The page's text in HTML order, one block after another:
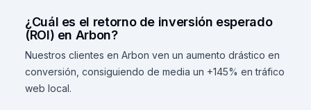
¿Cuál es el retorno de inversión esperado
(ROI) en Arbon?
Nuestros clientes en Arbon ven un aumento drástico en
conversión, consiguiendo de media un +145% en tráfico
web local.